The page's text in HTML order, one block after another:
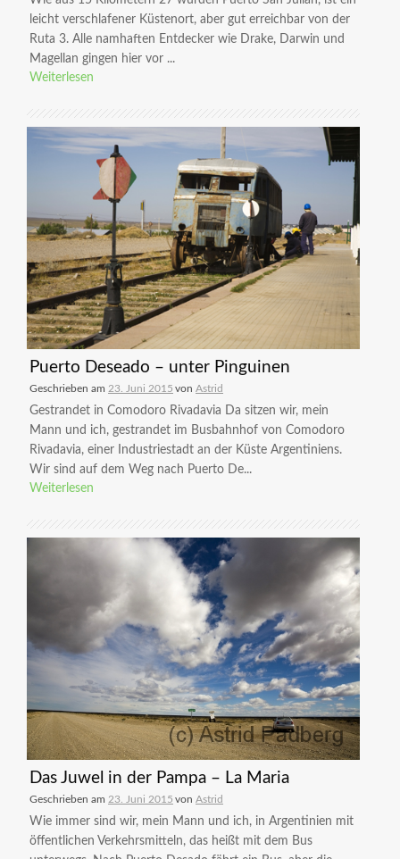
leicht verschlafener Küstenort, aber gut erreichbar von der
Ruta 3. Alle namhaften Entdecker wie Drake, Darwin und
Magellan gingen hier vor ...
Weiterlesen
Puerto Deseado – unter Pinguinen
Geschrieben am 23. Juni 2015 von Astrid
Gestrandet in Comodoro Rivadavia Da sitzen wir, mein
Mann und ich, gestrandet im Busbahnhof von Comodoro
Rivadavia, einer Industriestadt an der Küste Argentiniens.
Wir sind auf dem Weg nach Puerto De...
Weiterlesen
Das Juwel in der Pampa – La Maria
Geschrieben am 23. Juni 2015 von Astrid
Wie immer sind wir, mein Mann und ich, in Argentinien mit
öffentlichen Verkehrsmitteln, das heißt mit dem Bus